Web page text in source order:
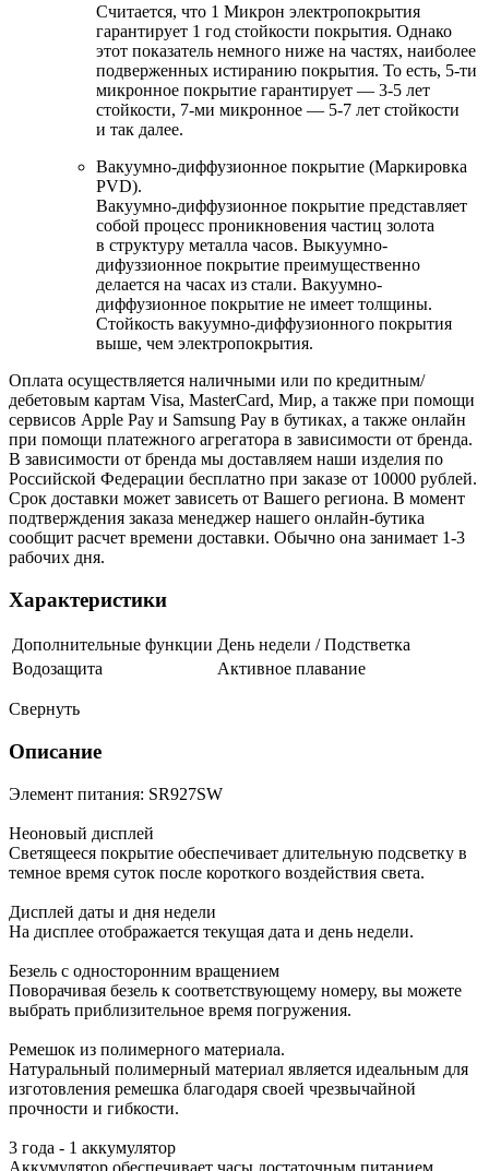
Считается, что 1 Микрон электропокрытия
гарантирует 1 год стойкости покрытия. Однако
этот показатель немного ниже на частях, наиболее
подверженных истиранию покрытия. То есть, 5-ти
микронное покрытие гарантирует — 3-5 лет
стойкости, 7-ми микронное — 5-7 лет стойкости
и так далее.
Вакуумно-диффузионное покрытие (Маркировка
PVD).
Вакуумно-диффузионное покрытие представляет
собой процесс проникновения частиц золота
в структуру металла часов. Выкуумно-
дифуззионное покрытие преимущественно
делается на часах из стали. Вакуумно-
диффузионное покрытие не имеет толщины.
Стойкость вакуумно-диффузионного покрытия
выше, чем электропокрытия.
Оплата осуществляется наличными или по кредитным/
дебетовым картам Visa, MasterCard, Мир, а также при помощи
сервисов Apple Pay и Samsung Pay в бутиках, а также онлайн
при помощи платежного агрегатора в зависимости от бренда.
В зависимости от бренда мы доставляем наши изделия по
Российской Федерации бесплатно при заказе от 10000 рублей.
Срок доставки может зависеть от Вашего региона. В момент
подтверждения заказа менеджер нашего онлайн-бутика
сообщит расчет времени доставки. Обычно она занимает 1-3
рабочих дня.
Характеристики
Дополнительные функции День недели / Подстветка
Водозащита
Активное плавание
Свернуть
Описание
Элемент питания: SR927SW
Неоновый дисплей
Светящееся покрытие обеспечивает длительную подсветку в
темное время суток после короткого воздействия света.
Дисплей даты и дня недели
На дисплее отображается текущая дата и день недели.
Безель с односторонним вращением
Поворачивая безель к соответствующему номеру, вы можете
выбрать приблизительное время погружения.
Ремешок из полимерного материала.
Натуральный полимерный материал является идеальным для
изготовления ремешка благодаря своей чрезвычайной
прочности и гибкости.
3 года - 1 аккумулятор
Аккумулятор обеспечивает часы достаточным питанием